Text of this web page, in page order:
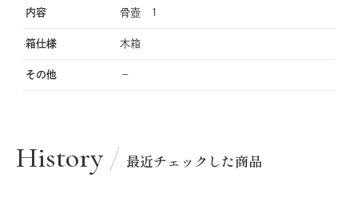
内容 骨壺 1
箱仕様 木箱
その他 −
History 最近チェックした商品